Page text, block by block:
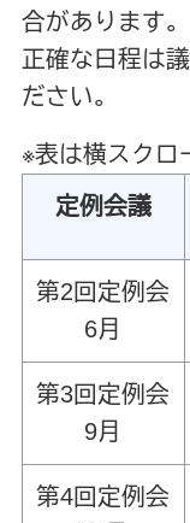
合があります。
正確な日程は
ださい。
※表は横スクロ
定例会議
第2回定例会
6月
第3回定例会
9月
第4回定例会